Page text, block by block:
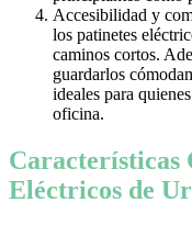
Accesibilidad y
los patinetes
caminos cortos.
guardarlos
ideales para
oficina.
Características
Eléctricos de